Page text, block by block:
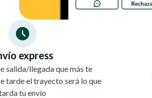
express
salida/llegada que más te
tarde el trayecto será lo que
tu envío